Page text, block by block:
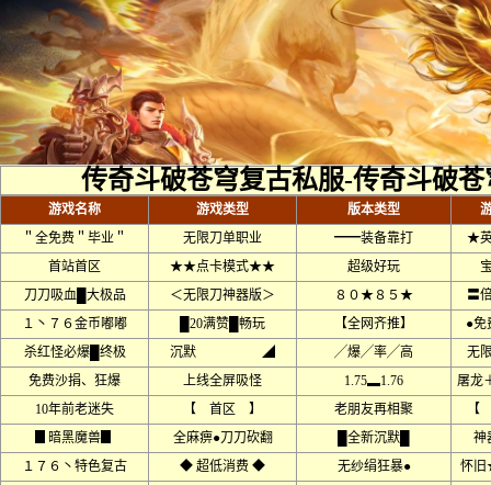
传奇斗破苍穹复古私服-传奇斗破
游戏名称 游戏类型 版本类型
＂全免费＂毕业＂
无限刀单职业 ━━装备靠打
★
首站首区
★★点卡模式★★ 超级好玩
刀刀吸血█大极品
＜无限刀神器版＞ ８０★８５★
〓
１丶７６金币嘟嘟
█20满赞█畅玩 【全网齐推】
●免
杀红怪必爆█终极
沉默 ◢ ╱爆╱率╱高
无
免费沙捐、狂爆
上线全屏吸怪 1.75▂1.76
屠龙
10年前老迷失
【 首区 】 老朋友再相聚
▊暗黑魔兽▊
全麻痹●刀刀砍翻 █全新沉默█
神
１７６丶特色复古
◆ 超低消费 ◆ 无纱绢狂暴●
怀